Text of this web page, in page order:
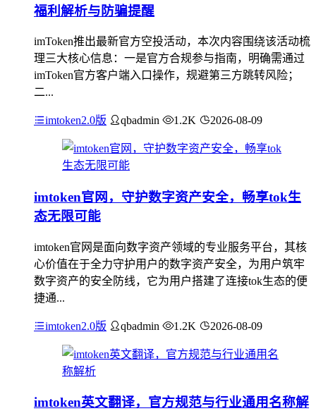
福利解析与防骗提醒
imToken推出最新官方空投活动，本次内容围绕该活动梳
理三大核心信息：一是官方合规参与指南，明确需通过
imToken官方客户端入口操作，规避第三方跳转风险；
二...
imtoken2.0版 qbadmin 1.2K 2026-08-09
imtoken官网，守护数字资产安全，畅享tok生
态无限可能
imtoken官网是面向数字资产领域的专业服务平台，其核
心价值在于全力守护用户的数字资产安全，为用户筑牢
数字资产的安全防线，它为用户搭建了连接tok生态的便
捷通...
imtoken2.0版 qbadmin 1.2K 2026-08-09
imtoken英文翻译，官方规范与行业通用名称解